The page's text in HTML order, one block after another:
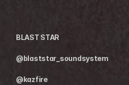
BLAST STAR
@blaststar_soundsystem
@kazfire